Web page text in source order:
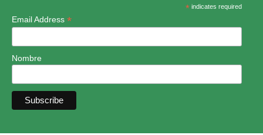
*indicates required
Email Address *
Nombre